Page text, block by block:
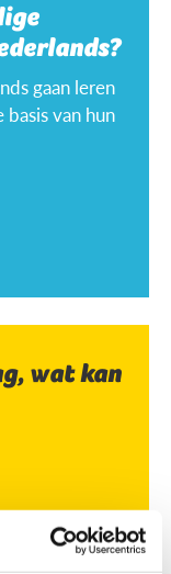
gaan leren
van hun
wat kan